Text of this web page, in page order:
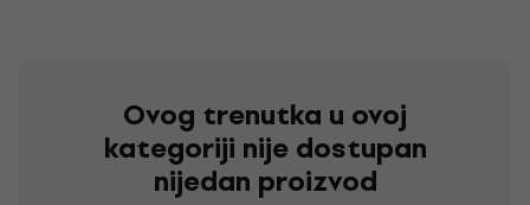
Ovog trenutka u ovoj
kategoriji nije dostupan
nijedan proizvod